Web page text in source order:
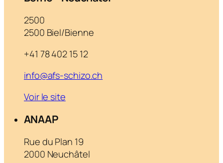
2500
2500 Biel/Bienne
+41 78 402 15 12
info@afs-schizo.ch
Voir le site
ANAAP
Rue du Plan 19
2000 Neuchâtel